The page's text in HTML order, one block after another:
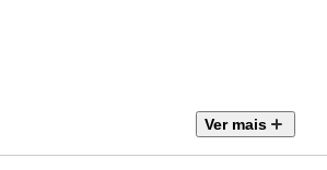
Ver mais